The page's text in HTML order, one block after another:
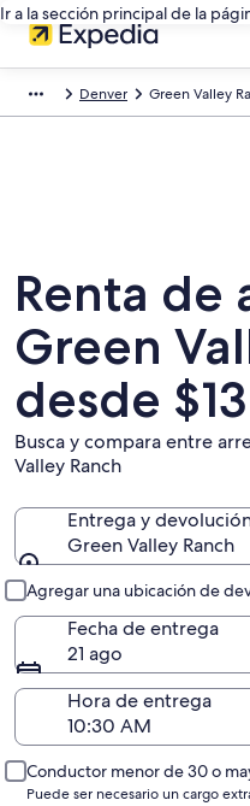
Ir a la sección principal de la
Denver Green Valley
Renta de
Green
desde $13
Busca y compara entre
Valley Ranch
Entrega y
Green Valley Ranch
Agregar una ubicación de
Fecha de entrega
21 ago
Hora de entrega
Conductor menor de 30 o
Puede ser necesario un cargo